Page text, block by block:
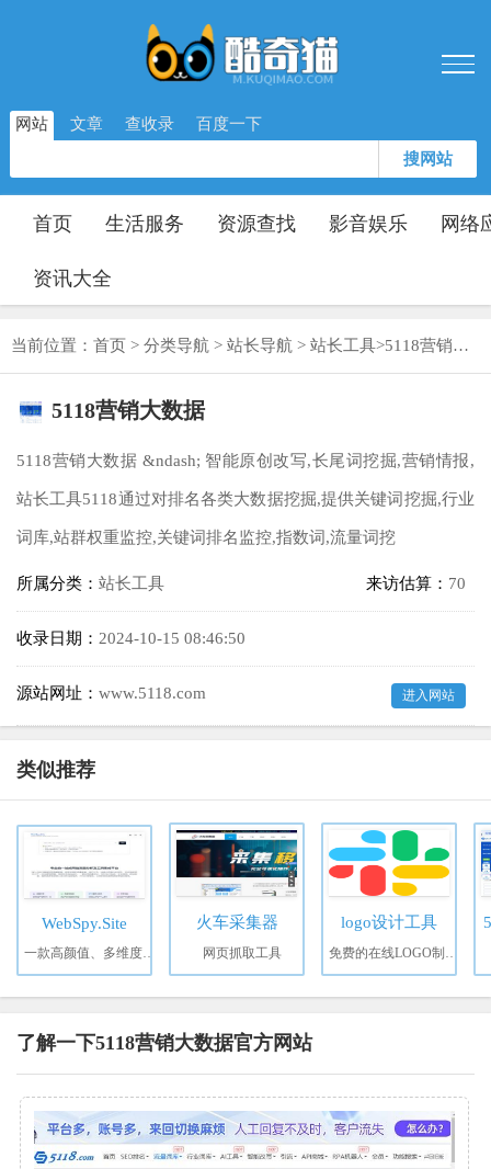
网站 文章 查收录 百度一下
搜网站
首页 生活服务 资源查找 影音娱乐 网络
资讯大全
当前位置： 首页 > 分类导航 > 站长导航 > 站长工具>5118营销大数据
5118营销大数据
5118营销大数据 &ndash; 智能原创改写,长尾词挖掘,营销情报,
站长工具5118通过对排名各类大数据挖掘,提供关键词挖掘,行业
词库,站群权重监控,关键词排名监控,指数词,流量词挖
所属分类： 站长工具 来访估算： 70
收录日期： 2024-10-15 08:46:50
源站网址： www.5118.com 进入网站
类似推荐
WebSpy.Site 火车采集器
网页抓取工具
logo设计工具
了解一下5118营销大数据官方网站